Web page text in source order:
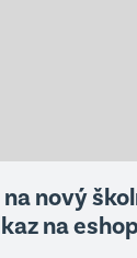
nový
na eshop